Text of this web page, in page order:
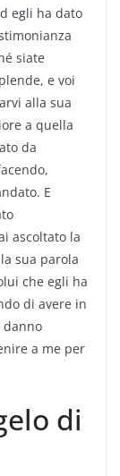
egli ha dato
siate
e voi
alla sua
a quella
da
E
ascoltato la
sua parola
che egli ha
di avere in
danno
a me per
di